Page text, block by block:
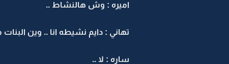
اميره : وش هالنشاط ..
تهاني : دايم نشيطه انا .. وين البنات
ساره : لا ..